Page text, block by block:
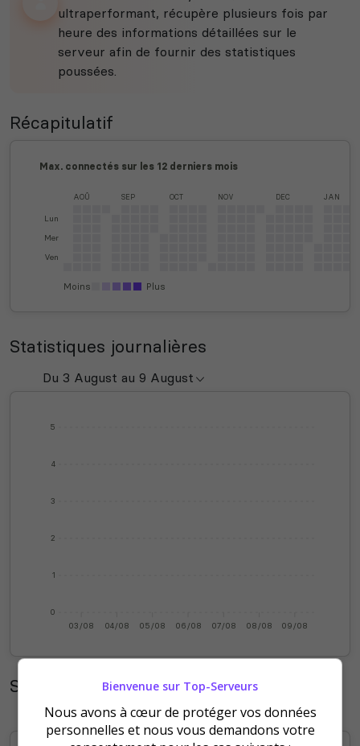
ultraperformant, récupère plusieurs fois par
heure des informations détaillées sur le
serveur afin de fournir des statistiques
poussées.
Récapitulatif
Max. connectés sur les 12 derniers mois
Lun
Mer
Ven
AOÛ SEP OCT NOV DEC JAN
Moins Plus
Statistiques journalières
0
1
2
3
4
5
03/08 04/08 05/08 06/08 07/08 08/08 09/08
Statistiques mensuelles
Bienvenue sur Top-Serveurs
Nous avons à cœur de protéger vos données
personnelles et nous vous demandons votre